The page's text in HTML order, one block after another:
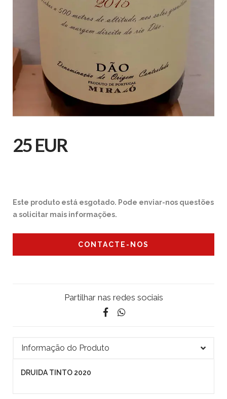
25 EUR
Este produto está esgotado. Pode enviar-nos questões
a solicitar mais informações.
CONTACTE-NOS
Partilhar nas redes sociais
Informação do Produto
DRUIDA TINTO 2020